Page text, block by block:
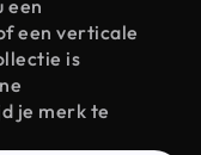
een
een verticale
is
je merk te